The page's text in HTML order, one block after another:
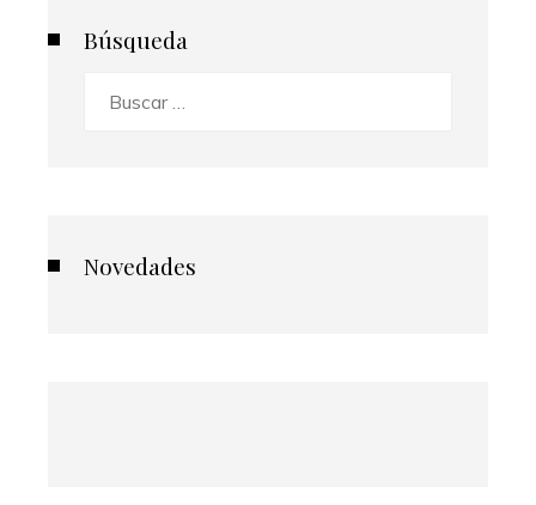
Búsqueda
Novedades